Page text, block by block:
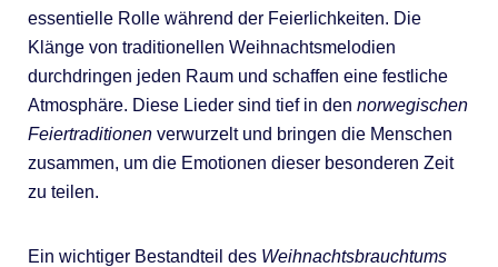
essentielle Rolle während der Feierlichkeiten. Die
Klänge von traditionellen Weihnachtsmelodien
durchdringen jeden Raum und schaffen eine festliche
Atmosphäre. Diese Lieder sind tief in den norwegischen
Feiertraditionenverwurzelt und bringen die Menschen
zusammen, um die Emotionen dieser besonderen Zeit
zu teilen.
Ein wichtiger Bestandteil des Weihnachtsbrauchtums